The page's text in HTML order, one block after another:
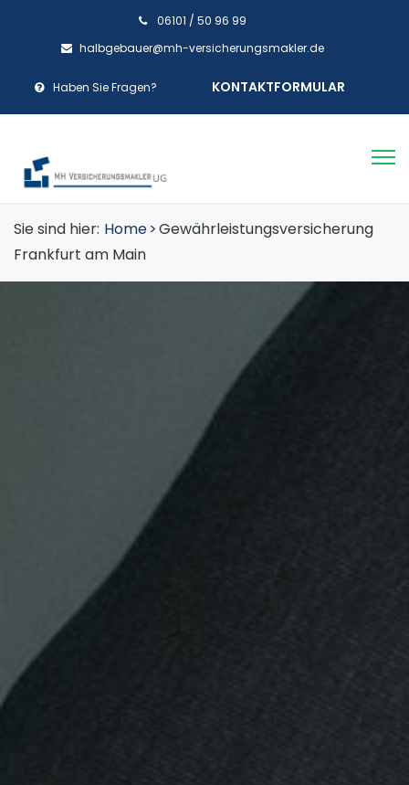
06101 / 50 96 99
halbgebauer@mh-versicherungsmakler.de
Haben Sie Fragen? KONTAKTFORMULAR
Sie sind hier: Home>Gewährleistungsversicherung
Frankfurt am Main